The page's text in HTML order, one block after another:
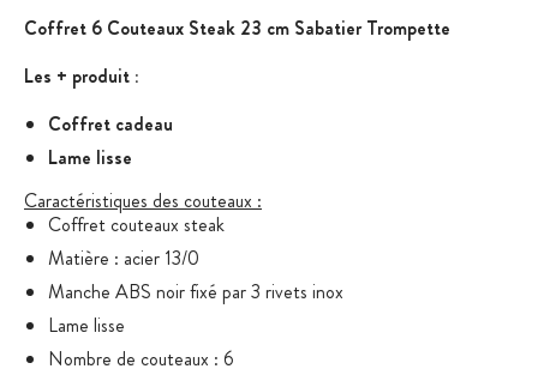
Coffret 6 Couteaux Steak 23 cm Sabatier Trompette
Les + produit :
Coffret cadeau
Lame lisse
Caractéristiques des couteaux :
Coffret couteaux steak
Matière : acier 13/0
Manche ABS noir fixé par 3 rivets inox
Lame lisse
Nombre de couteaux : 6